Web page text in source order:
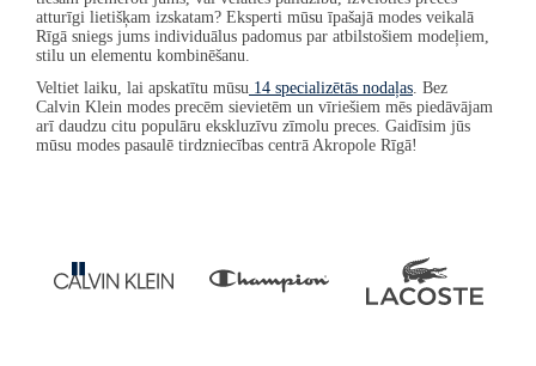
atturīgi lietišķam izskatam? Eksperti mūsu īpašajā modes veikalā
Rīgā sniegs jums individuālus padomus par atbilstošiem modeļiem,
stilu un elementu kombinēšanu.
Veltiet laiku, lai apskatītu mūsu 14 specializētās nodaļas . Bez
Calvin Klein modes precēm sievietēm un vīriešiem mēs piedāvājam
arī daudzu citu populāru ekskluzīvu zīmolu preces. Gaidīsim jūs
mūsu modes pasaulē tirdzniecības centrā Akropole Rīgā!